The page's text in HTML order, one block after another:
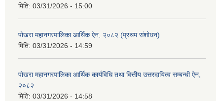
मिति: 03/31/2026 - 15:00
पोखरा महानगरपालिका आर्थिक ऐन, २०८२ (प्रथम संशोधन)
मिति: 03/31/2026 - 14:59
पोखरा महानगरपालिका आर्थिक कार्यविधि तथा वित्तीय उत्तरदायित्व सम्बन्धी ऐन,
२०८२
मिति: 03/31/2026 - 14:58